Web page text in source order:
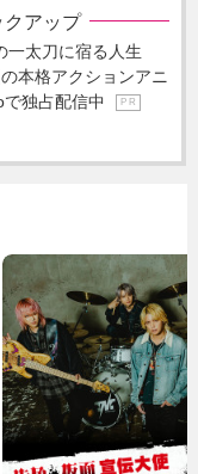
クアップ
一太刀に宿る人生
本格アクションアニ
で独占配信中
P R